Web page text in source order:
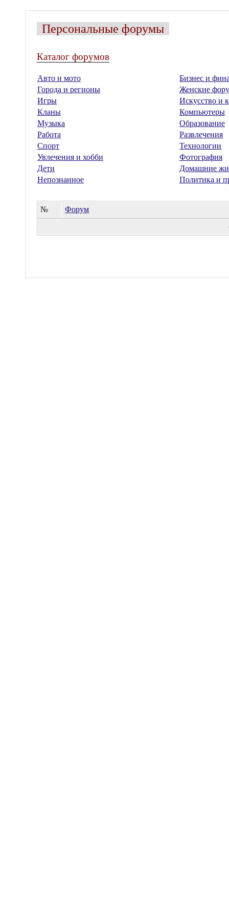
Персональные форумы
Каталог форумов
Авто и мото
Бизнес и
Города и регионы
Женские
Игры
Искусство и
Кланы
Компьютеры
Музыка
Образование
Работа
Развлечения
Спорт
Технологии
Увлечения и хобби
Фотография
Дети
Домашние
Непознанное
Политика и
№
Форум